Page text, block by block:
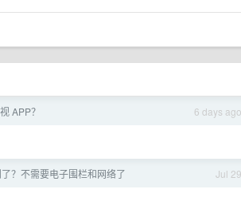
6 days ago
APP？
Jul 29
？不需要电子围栏和网络了